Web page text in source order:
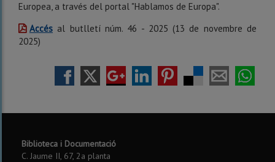
Europea, a través del portal "Hablamos de Europa".
Accés al butlletí núm. 46 - 2025 (13 de novembre de
2025)
Biblioteca i Documentació
C. Jaume II, 67, 2a planta